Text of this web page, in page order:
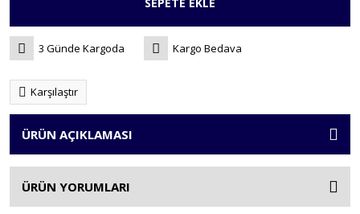
3 Günde Kargoda Kargo Bedava
Karşılaştır
ÜRÜN AÇIKLAMASI
ÜRÜN YORUMLARI